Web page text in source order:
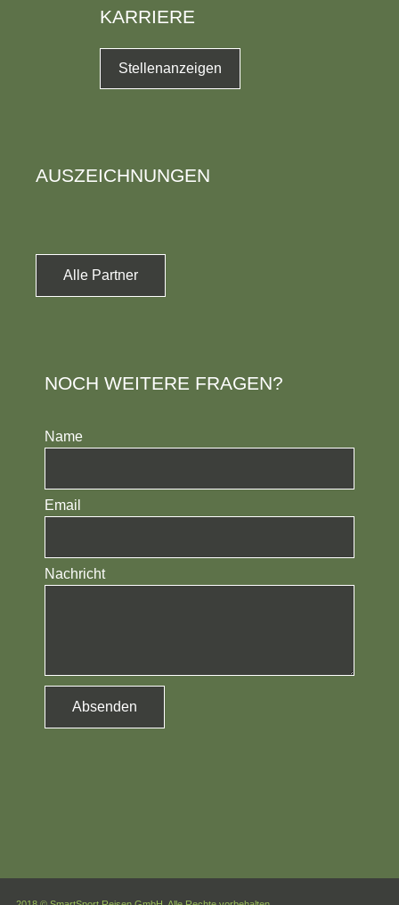
KARRIERE
Stellenanzeigen
AUSZEICHNUNGEN
Alle Partner
NOCH WEITERE FRAGEN?
Name
Email
Nachricht
Absenden